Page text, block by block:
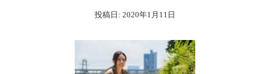
投稿日: 2020年1月11日